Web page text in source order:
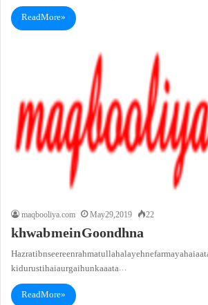
Read More »
maqbooliya.com
May 29, 2019 22
khwab mein Goondhna
Hazrat ibn seereen rahmatullah alayeh ne farmaya hai
ki durusti hai aur gaihun ka aata…
Read More »